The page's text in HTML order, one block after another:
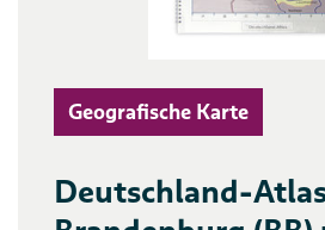
Geografische Karte
Deutschland-